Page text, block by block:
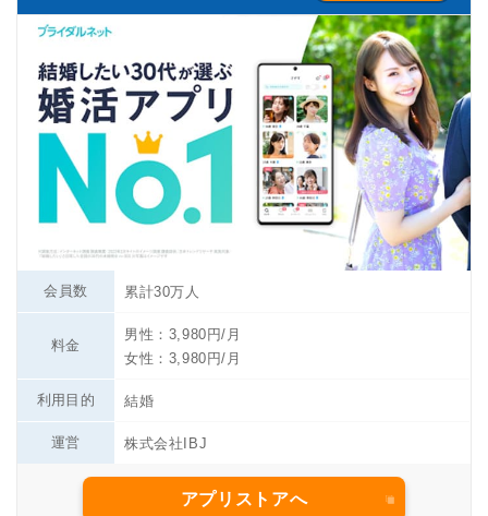
会員数 累計30万人
料金
男性：3,980円/月
女性：3,980円/月
利用目的 結婚
運営 株式会社IBJ
アプリストアへ